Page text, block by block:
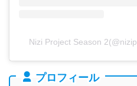
Nizi Project Season
プロフィール